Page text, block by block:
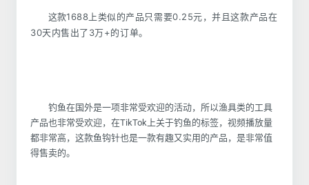
这款1688上类似的产品只需要0.25元，并且这款产品在
30天内售出了3万+的订单。
钓鱼在国外是一项非常受欢迎的活动，所以渔具类的工具
产品也非常受欢迎，在TikTok上关于钓鱼的标签，视频播放量
都非常高，这款鱼钩针也是一款有趣又实用的产品，是非常值
得售卖的。